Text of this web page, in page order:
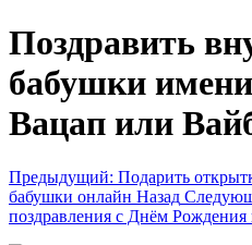
Поздравить
бабушки
Вацап или
Предыдущий: Подарить
бабушки онлайн Назад
поздравления с Днём Рождения